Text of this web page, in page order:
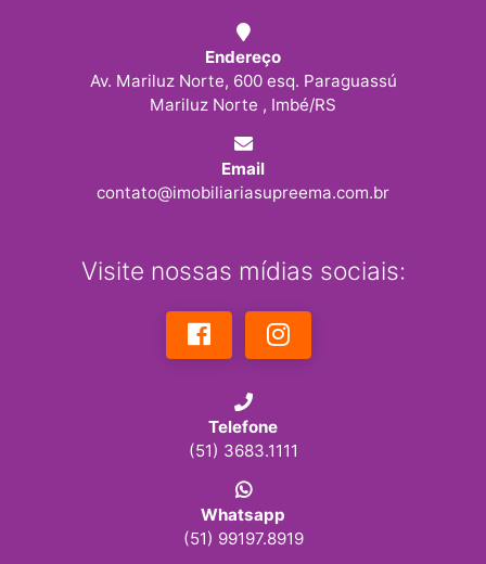
Endereço
Av. Mariluz Norte, 600 esq. Paraguassú
Mariluz Norte , Imbé/RS
Email
contato@imobiliariasupreema.com.br
Visite nossas mídias sociais:
Telefone
(51) 3683.1111
Whatsapp
(51) 99197.8919